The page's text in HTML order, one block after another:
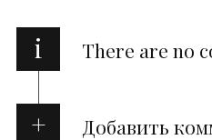
i There are no
Добавить